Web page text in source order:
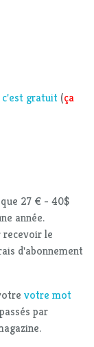
c'est gratuit (ça
27 € - 40$
année.
recevoir le
d'abonnement
votre mot
par